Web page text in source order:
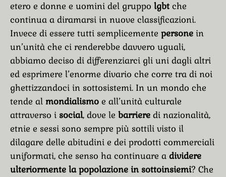
etero e donne e uomini del gruppo lgbt che
continua a diramarsi in nuove classificazioni.
Invece di essere tutti semplicemente persone in
un’unità che ci renderebbe davvero uguali,
abbiamo deciso di differenziarci gli uni dagli altri
ed esprimere l’enorme divario che corre tra di noi
ghettizzandoci in sottosistemi. In un mondo che
tende al mondialismo e all’unità culturale
attraverso i social, dove le barriere di nazionalità,
etnie e sessi sono sempre più sottili visto il
dilagare delle abitudini e dei prodotti commerciali
uniformati, che senso ha continuare a dividere
ulteriormente la popolazione in sottoinsiemi? Che